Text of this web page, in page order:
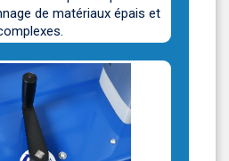
de matériaux épais et